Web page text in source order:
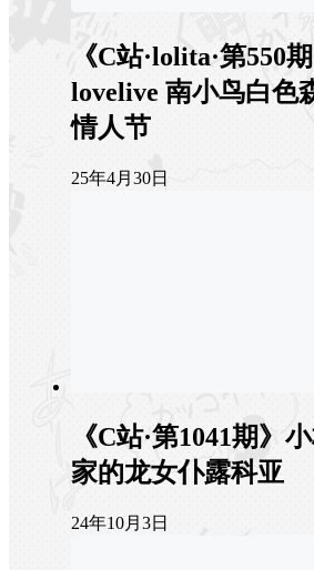
《C站·lolita·第550期
lovelive 南小鸟白色
情人节
25年4月30日
《C站·第1041期》
家的龙女仆露科亚
24年10月3日